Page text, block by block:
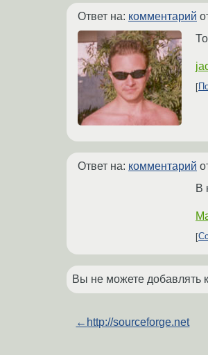
Ответ на: комментарий
Ответ на: комментарий
В
Вы не можете добавлять
← http://sourceforge.net